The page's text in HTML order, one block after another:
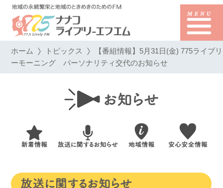
ホーム トピックス 【番組情報】5月31日(金) 775ライブリ
ーモーニング パーソナリティ交代のお知らせ